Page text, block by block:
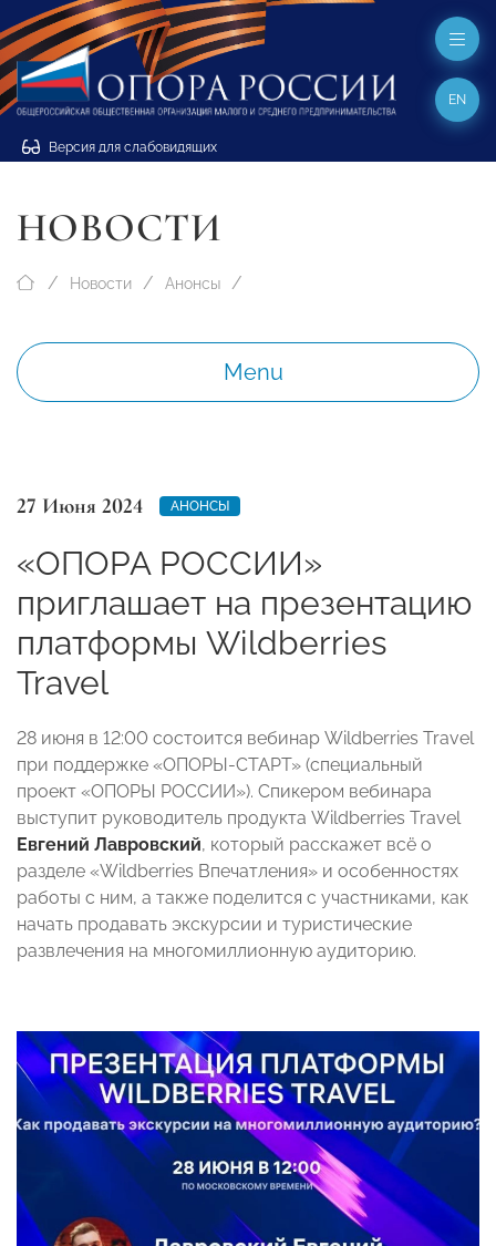
Версия для слабовидящих
EN
НОВОСТИ
Новости Анонсы
Menu
27 Июня 2024 АНОНСЫ
«ОПОРА РОССИИ»
приглашает на презентацию
платформы Wildberries
Travel
28 июня в 12:00 состоится вебинар Wildberries Travel
при поддержке «ОПОРЫ-СТАРТ» (специальный
проект «ОПОРЫ РОССИИ»). Спикером вебинара
выступит руководитель продукта Wildberries Travel
Евгений Лавровский, который расскажет всё о
разделе «Wildberries Впечатления» и особенностях
работы с ним, а также поделится с участниками, как
начать продавать экскурсии и туристические
развлечения на многомиллионную аудиторию.